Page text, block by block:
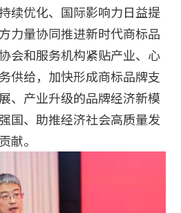
续优化、国际影响力日益提
力量协同推进新时代商标品
会和服务机构紧贴产业、心
供给，加快形成商标品牌支
、产业升级的品牌经济新模
国、助推经济社会高质量发
献。